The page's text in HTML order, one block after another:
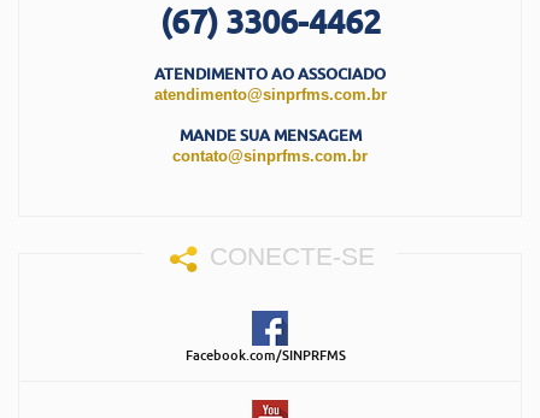
(67) 3306-4462
ATENDIMENTO AO ASSOCIADO
atendimento@sinprfms.com.br
MANDE SUA MENSAGEM
contato@sinprfms.com.br
CONECTE-SE
Facebook.com/SINPRFMS